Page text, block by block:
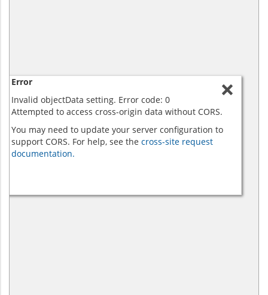
Error
Invalid objectData setting. Error code: 0
Attempted to access cross-origin data without CORS.
You may need to update your server configuration to
support CORS. For help, see the cross-site request
documentation.